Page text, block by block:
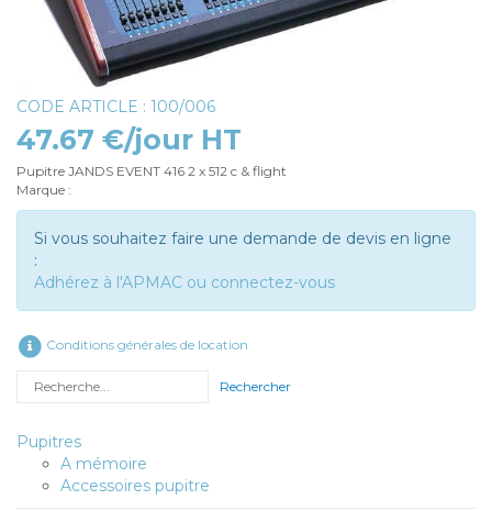
CODE ARTICLE : 100/006
47.67 €/jour HT
Pupitre JANDS EVENT 416 2 x 512 c & flight
Marque :
Si vous souhaitez faire une demande de devis en ligne
:
Adhérez à l'APMAC ou connectez-vous
Conditions générales de location
Rechercher
Pupitres
A mémoire
Accessoires pupitre